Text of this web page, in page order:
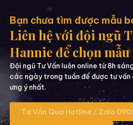
Bạn chưa tìm được mẫu
Liên hệ với đội ngũ
Hannie để chọn
Đội ngũ Tư Vấn luôn online từ 8h
các ngày trong tuần để được tư vấn
ưng ý nhất.
Tư Vấn Qua Hotline / Zalo